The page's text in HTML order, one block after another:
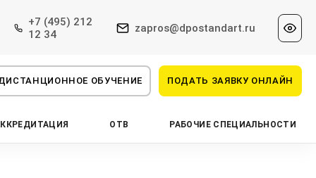
+7 (495) 212
12 34
zapros@dpostandart.ru
ОБУЧЕНИЕ ПОДАТЬ ЗАЯВКУ ОНЛАЙН
ОТВ РАБОЧИЕ СПЕЦИАЛЬНОСТИ